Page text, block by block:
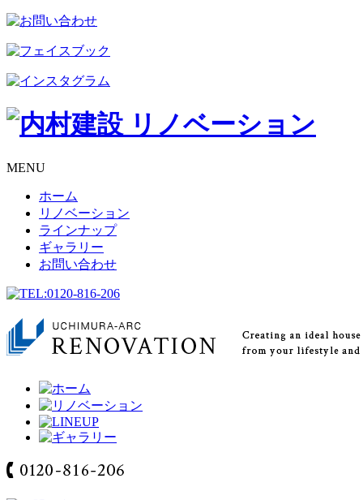
MENU
ホーム
リノベーション
ラインナップ
ギャラリー
お問い合わせ